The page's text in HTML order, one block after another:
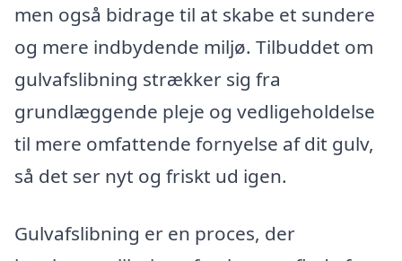
men også bidrage til at skabe et sundere
og mere indbydende miljø. Tilbuddet om
gulvafslibning strækker sig fra
grundlæggende pleje og vedligeholdelse
til mere omfattende fornyelse af dit gulv,
så det ser nyt og friskt ud igen.
Gulvafslibning er en proces, der